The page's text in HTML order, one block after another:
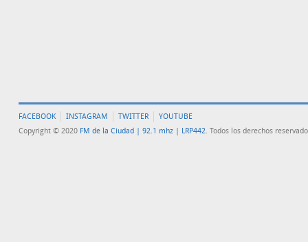
FACEBOOK INSTAGRAM TWITTER
YOUTUBE
Copyright © 2020 FM de la Ciudad | 92.1 mhz | LRP442. Todos los derechos